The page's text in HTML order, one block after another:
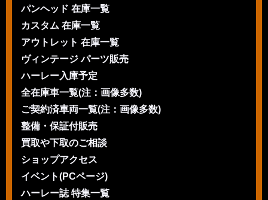
パンヘッド 在庫一覧
カスタム 在庫一覧
アウトレット 在庫一覧
ヴィンテージ パーツ販売
ハーレー入庫予定
全在庫車一覧(注：画像多数)
ご契約済車両一覧(注：画像多数)
整備・保証付販売
買取や下取のご相談
ショップアクセス
イベント(PCページ)
ハーレー誌 特集一覧